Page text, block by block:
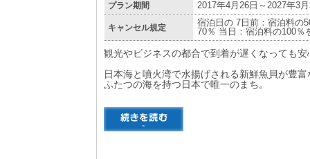
プラン期間 2017年4月26日～2027年3
キャンセル規定
宿泊日の 7日前：宿泊料の
70％ 当日：宿泊料の100％
観光やビジネスの都合で到着が遅くなっても安
日本海と噴火湾で水揚げされる新鮮魚貝が豊
ふたつの海を持つ日本で唯一のまち。